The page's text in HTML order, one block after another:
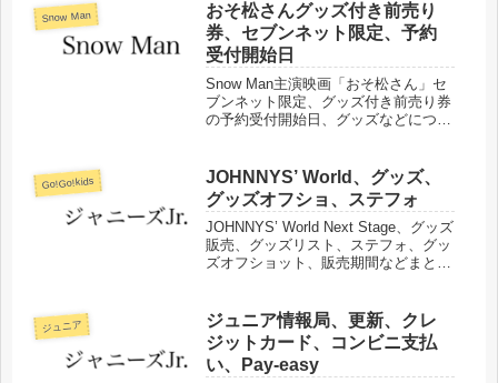
Snow Man
おそ松さんグッズ付き前売り
券、セブンネット限定、予約
受付開始日
Snow Man主演映画「おそ松さん」セ
ブンネット限定、グッズ付き前売り券
の予約受付開始日、グッズなどについ
Go!Go!kids
JOHNNYS’ World、グッズ、
グッズオフショ、ステフォ
JOHNNYS’ World Next Stage、グッズ
販売、グッズリスト、ステフォ、グッ
ズオフショット、販売期間などまとめ
ジュニア
ジュニア情報局、更新、クレ
ジットカード、コンビニ支払
い、Pay-easy